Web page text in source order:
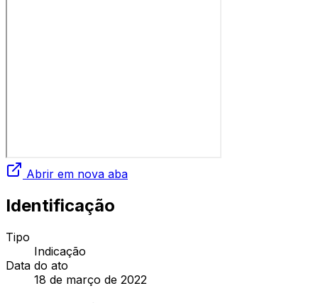
Abrir em nova aba
Identificação
Tipo
Indicação
Data do ato
18 de março de 2022